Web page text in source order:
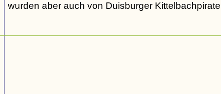
wurden aber auch von Duisburger